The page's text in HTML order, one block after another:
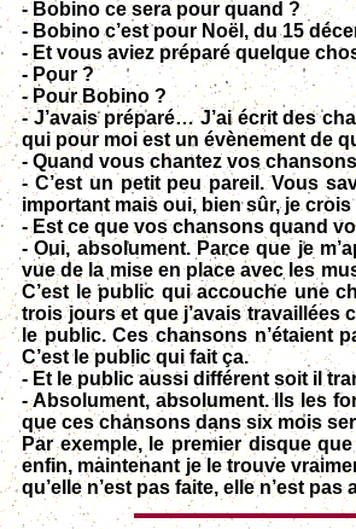
- Bobino ce sera pour quand ?
- Bobino c’est pour Noël, du 15
- Et vous aviez préparé quelque
- Pour ?
- Pour Bobino ?
- J’avais préparé… J’ai écrit des
qui pour moi est un évènement de
- Quand vous chantez vos
- C’est un petit peu pareil. Vous
important mais oui, bien sûr, je crois
- Est ce que vos chansons quand
- Oui, absolument. Parce que je
vue de la mise en place avec les
C’est le public qui accouche une
trois jours et que j’avais travaillées
le public. Ces chansons n’étaient
C’est le public qui fait ça.
- Et le public aussi différent soit il
- Absolument, absolument. Ils les
que ces chansons dans six mois
Par exemple, le premier disque
enfin, maintenant je le trouve
qu’elle n’est pas faite, elle n’est